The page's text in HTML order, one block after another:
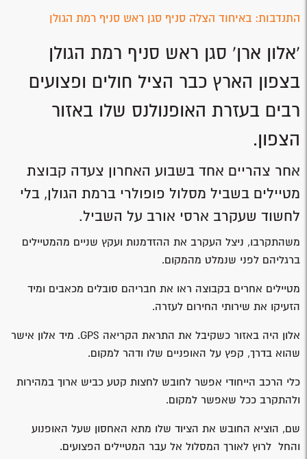
התנדבות: באיחוד הצלה סניף סגן ראש סניף רמת הגולן
'אלון ארן' סגן ראש סניף רמת הגולן
בצפון הארץ כבר הציל חולים ופצועים
רבים בעזרת האופנולנס שלו באזור
הצפון.
אחר צהריים אחד בשבוע האחרון צעדה קבוצת
מטיילים בשביל מסלול פופולרי ברמת הגולן, בלי
לחשוד שעקרב ארסי אורב על השביל.
משהתקרבו, ניצל העקרב את ההזדמנות ועקץ שניים מהמטיילים
ברגליהם לפני שנמלט מהמקום.
מטיילים אחרים בקבוצה ראו את חבריהם סובלים מכאבים ומיד
הזעיקו את שירותי החירום לעזרה.
אלון היה באזור כשקיבל את התראת הקריאה GPS. מיד אלון אישר
שהוא בדרך, קפץ על האופניים שלו ודהר למקום.
כלי הרכב הייחודי אפשר לחובש לחצות קטע כביש ארוך במהירות
ולהתקרב ככל שאפשר למקום.
שם, הוציא החובש את הציוד שלו מתא האחסון שעל האופנוע
והחל לרוץ לאורך המסלול אל עבר המטיילים הפצועים.